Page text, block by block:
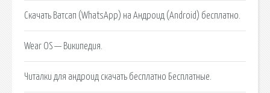
Скачать Ватсап (WhatsApp) на Андроид (Android) бесплатно.
Wear OS — Википедия.
Читалки для андроид скачать бесплатно Бесплатные.